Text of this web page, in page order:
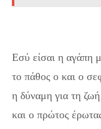
Εσύ είσαι η αγάπη
το πάθος ο και ο
η δύναμη για τη ζωή
και ο πρώτος